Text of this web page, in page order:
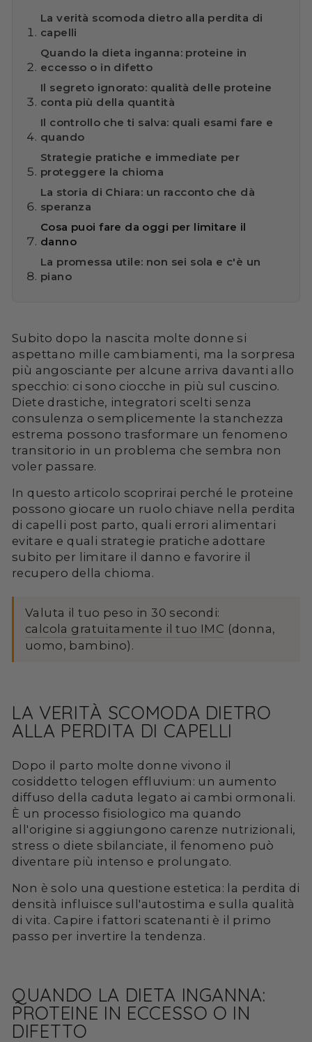
La verità scomoda dietro alla perdita di
capelli
Quando la dieta inganna: proteine in
eccesso o in difetto
Il segreto ignorato: qualità delle proteine
conta più della quantità
Il controllo che ti salva: quali esami fare e
quando
Strategie pratiche e immediate per
proteggere la chioma
La storia di Chiara: un racconto che dà
speranza
Cosa puoi fare da oggi per limitare il
danno
La promessa utile: non sei sola e c'è un
piano
Subito dopo la nascita molte donne si
aspettano mille cambiamenti, ma la sorpresa
più angosciante per alcune arriva davanti allo
specchio: ci sono ciocche in più sul cuscino.
Diete drastiche, integratori scelti senza
consulenza o semplicemente la stanchezza
estrema possono trasformare un fenomeno
transitorio in un problema che sembra non
voler passare.
In questo articolo scoprirai perché le proteine
possono giocare un ruolo chiave nella perdita
di capelli post parto, quali errori alimentari
evitare e quali strategie pratiche adottare
subito per limitare il danno e favorire il
recupero della chioma.
Valuta il tuo peso in 30 secondi:
calcola gratuitamente il tuo IMC (donna,
uomo, bambino).
LA VERITÀ SCOMODA DIETRO
ALLA PERDITA DI CAPELLI
Dopo il parto molte donne vivono il
cosiddetto telogen effluvium: un aumento
diffuso della caduta legato ai cambi ormonali.
È un processo fisiologico ma quando
all'origine si aggiungono carenze nutrizionali,
stress o diete sbilanciate, il fenomeno può
diventare più intenso e prolungato.
Non è solo una questione estetica: la perdita di
densità influisce sull'autostima e sulla qualità
di vita. Capire i fattori scatenanti è il primo
passo per invertire la tendenza.
QUANDO LA DIETA INGANNA:
PROTEINE IN ECCESSO O IN
DIFETTO